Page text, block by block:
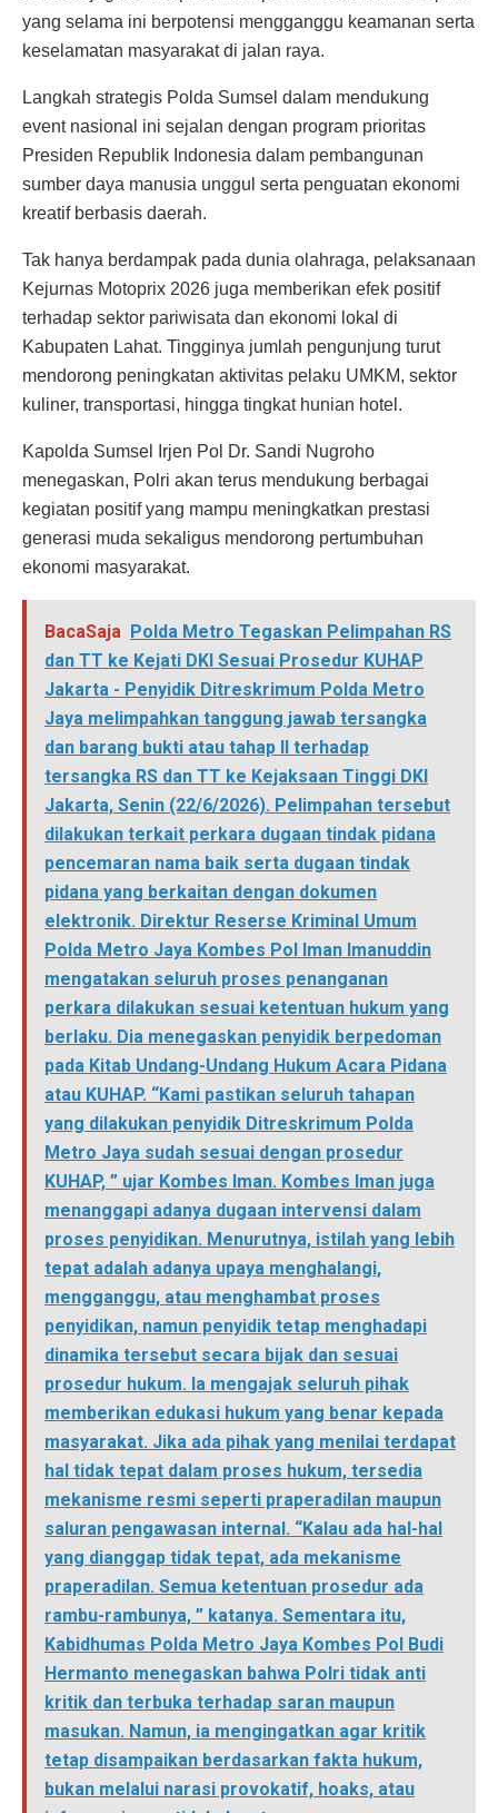
yang selama ini berpotensi mengganggu keamanan serta
keselamatan masyarakat di jalan raya.
Langkah strategis Polda Sumsel dalam mendukung
event nasional ini sejalan dengan program prioritas
Presiden Republik Indonesia dalam pembangunan
sumber daya manusia unggul serta penguatan ekonomi
kreatif berbasis daerah.
Tak hanya berdampak pada dunia olahraga, pelaksanaan
Kejurnas Motoprix 2026 juga memberikan efek positif
terhadap sektor pariwisata dan ekonomi lokal di
Kabupaten Lahat. Tingginya jumlah pengunjung turut
mendorong peningkatan aktivitas pelaku UMKM, sektor
kuliner, transportasi, hingga tingkat hunian hotel.
Kapolda Sumsel Irjen Pol Dr. Sandi Nugroho
menegaskan, Polri akan terus mendukung berbagai
kegiatan positif yang mampu meningkatkan prestasi
generasi muda sekaligus mendorong pertumbuhan
ekonomi masyarakat.
BacaSaja Polda Metro Tegaskan Pelimpahan RS
dan TT ke Kejati DKI Sesuai Prosedur KUHAP
Jakarta - Penyidik Ditreskrimum Polda Metro
Jaya melimpahkan tanggung jawab tersangka
dan barang bukti atau tahap II terhadap
tersangka RS dan TT ke Kejaksaan Tinggi DKI
Jakarta, Senin (22/6/2026). Pelimpahan tersebut
dilakukan terkait perkara dugaan tindak pidana
pencemaran nama baik serta dugaan tindak
pidana yang berkaitan dengan dokumen
elektronik. Direktur Reserse Kriminal Umum
Polda Metro Jaya Kombes Pol Iman Imanuddin
mengatakan seluruh proses penanganan
perkara dilakukan sesuai ketentuan hukum yang
berlaku. Dia menegaskan penyidik berpedoman
pada Kitab Undang-Undang Hukum Acara Pidana
atau KUHAP. “Kami pastikan seluruh tahapan
yang dilakukan penyidik Ditreskrimum Polda
Metro Jaya sudah sesuai dengan prosedur
KUHAP, ” ujar Kombes Iman. Kombes Iman juga
menanggapi adanya dugaan intervensi dalam
proses penyidikan. Menurutnya, istilah yang lebih
tepat adalah adanya upaya menghalangi,
mengganggu, atau menghambat proses
penyidikan, namun penyidik tetap menghadapi
dinamika tersebut secara bijak dan sesuai
prosedur hukum. Ia mengajak seluruh pihak
memberikan edukasi hukum yang benar kepada
masyarakat. Jika ada pihak yang menilai terdapat
hal tidak tepat dalam proses hukum, tersedia
mekanisme resmi seperti praperadilan maupun
saluran pengawasan internal. “Kalau ada hal-hal
yang dianggap tidak tepat, ada mekanisme
praperadilan. Semua ketentuan prosedur ada
rambu-rambunya, ” katanya. Sementara itu,
Kabidhumas Polda Metro Jaya Kombes Pol Budi
Hermanto menegaskan bahwa Polri tidak anti
kritik dan terbuka terhadap saran maupun
masukan. Namun, ia mengingatkan agar kritik
tetap disampaikan berdasarkan fakta hukum,
bukan melalui narasi provokatif, hoaks, atau